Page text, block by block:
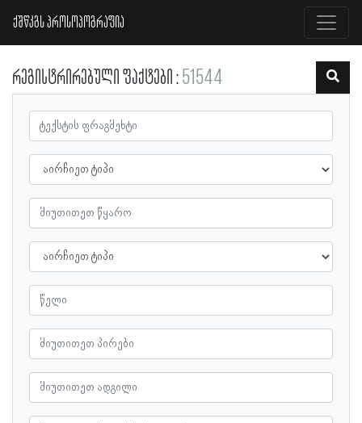
ქშწკგს პროსოპოგრაფია
რეგისტრირებული ფაქტები 51544